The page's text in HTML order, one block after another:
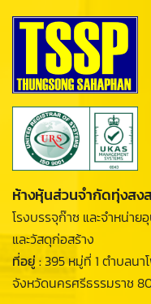
ห้างหุ้นส่วนจำกัดทุ่งส
โรงบรรจุก๊าซ และจำหน่า
และวัสดุก่อสร้าง
ที่อยู่ :395 หมู่ที่ 1 ตำบลนา
จังหวัดนครศรีธรรมราช